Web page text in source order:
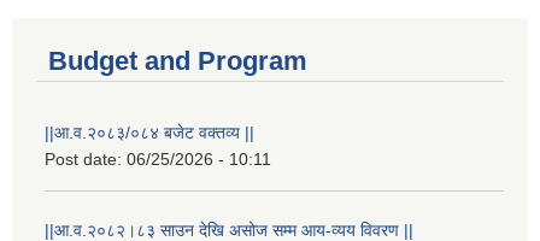
Budget and Program
||आ.व.२०८३/०८४ बजेट वक्तव्य ||
Post date: 06/25/2026 - 10:11
||आ.व.२०८२।८३ साउन देखि असोज सम्म आय-व्यय विवरण ||